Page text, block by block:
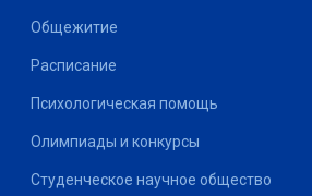
Общежитие
Расписание
Психологическая помощь
Олимпиады и конкурсы
Студенческое научное общество